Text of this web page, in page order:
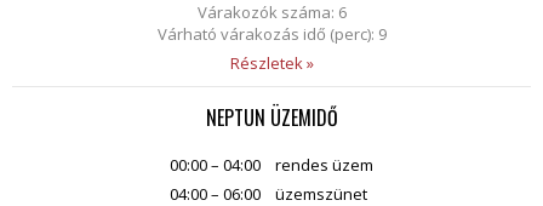
Várakozók száma: 6
Várható várakozás idő (perc): 9
Részletek »
NEPTUN ÜZEMIDŐ
00:00 – 04:00
rendes üzem
04:00 – 06:00
üzemszünet